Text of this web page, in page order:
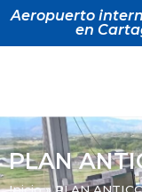
Aeropuerto
en
PLAN